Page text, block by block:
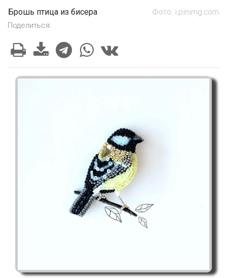
Брошь птица из бисера Фото: i.pinimg.com
Поделиться: